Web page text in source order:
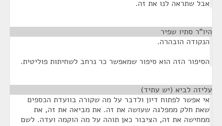
אבל שתראה לנו את זה.
היו"ר סתיו שפיר
הנקודה הובהרה.
הסיפור הזה הוא סיפור שמאפשר כר נרחב לשחיתות פוליטית.
עליזה לביא (יש עתיד)
אי אפשר לפתוח דיון ולדבר על מה שקורה בוועדת הכספים
שאת חלק ממפלגה שעושה את זה. את מביאה את זה, את
ממחישה את זה, הציבור כאן תוהה על מה הוקמה ועדה. לשם